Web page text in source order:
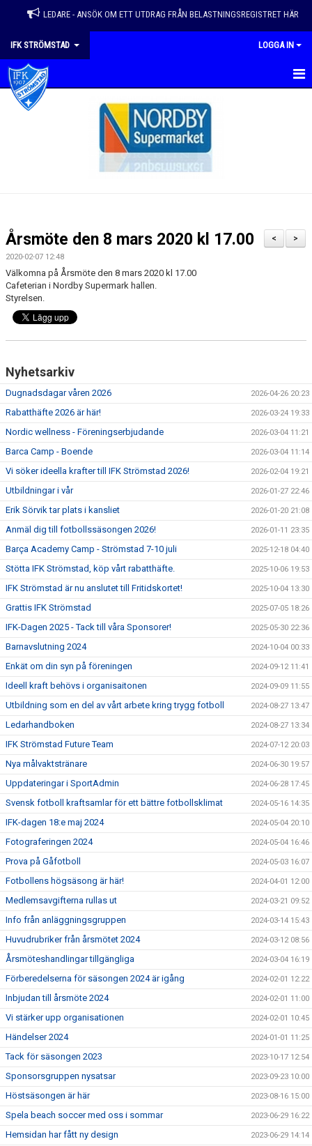
LEDARE - ANSÖK OM ETT UTDRAG FRÅN BELASTNINGSREGISTRET HÄR
IFK STRÖMSTAD LOGGA IN
HEM
EVENEMANG & ÅRSHJUL
OM FÖRENINGEN
MEDLEMSKAP
SPONSORER & PARTNERS
VÅRA STUGOR OCH TRÄNINGSLÄGER
>
<
Årsmöte den 8 mars 2020 kl 17.00
2020-02-07 12:48
Välkomna på Årsmöte den 8 mars 2020 kl 17.00
Cafeterian i Nordby Supermark hallen.
Styrelsen.
Nyhetsarkiv
Dugnadsdagar våren 2026 2026-04-26 20:23
Rabatthäfte 2026 är här! 2026-03-24 19:33
Nordic wellness - Föreningserbjudande 2026-03-04 11:21
Barca Camp - Boende 2026-03-04 11:14
Vi söker ideella krafter till IFK Strömstad 2026! 2026-02-04 19:21
Utbildningar i vår 2026-01-27 22:46
Erik Sörvik tar plats i kansliet 2026-01-20 21:08
Anmäl dig till fotbollssäsongen 2026! 2026-01-11 23:35
Barça Academy Camp - Strömstad 7-10 juli 2025-12-18 04:40
Stötta IFK Strömstad, köp vårt rabatthäfte. 2025-10-06 19:53
IFK Strömstad är nu anslutet till Fritidskortet! 2025-10-04 13:30
Grattis IFK Strömstad 2025-07-05 18:26
IFK-Dagen 2025 - Tack till våra Sponsorer! 2025-05-30 22:36
Barnavslutning 2024 2024-10-04 00:33
Enkät om din syn på föreningen 2024-09-12 11:41
Ideell kraft behövs i organisaitonen 2024-09-09 11:55
Utbildning som en del av vårt arbete kring trygg fotboll 2024-08-27 13:47
Ledarhandboken 2024-08-27 13:34
IFK Strömstad Future Team 2024-07-12 20:03
Nya målvaktstränare 2024-06-30 19:57
Uppdateringar i SportAdmin 2024-06-28 17:45
Svensk fotboll kraftsamlar för ett bättre fotbollsklimat 2024-05-16 14:35
IFK-dagen 18:e maj 2024 2024-05-04 20:10
Fotograferingen 2024 2024-05-04 16:46
Prova på Gåfotboll 2024-05-03 16:07
Fotbollens högsäsong är här! 2024-04-01 12:00
Medlemsavgifterna rullas ut 2024-03-21 09:52
Info från anläggningsgruppen 2024-03-14 15:43
Huvudrubriker från årsmötet 2024 2024-03-12 08:56
Årsmöteshandlingar tillgängliga 2024-03-04 16:19
Förberedelserna för säsongen 2024 är igång 2024-02-01 12:22
Inbjudan till årsmöte 2024 2024-02-01 11:00
Vi stärker upp organisationen 2024-02-01 10:45
Händelser 2024 2024-01-01 11:25
Tack för säsongen 2023 2023-10-17 12:54
Sponsorsgruppen nysatsar 2023-09-23 10:00
Höstsäsongen är här 2023-08-16 15:00
Spela beach soccer med oss i sommar 2023-06-29 16:22
Hemsidan har fått ny design 2023-06-29 14:14